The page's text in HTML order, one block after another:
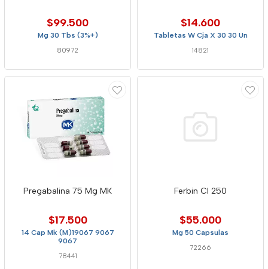
$99.500
Mg 30 Tbs (3%+)
80972
$14.600
Tabletas W Cja X 30 30 Un
14821
Pregabalina 75 Mg MK
$17.500
14 Cap Mk (M)19067 9067
9067
78441
Ferbin Cl 250
$55.000
Mg 50 Capsulas
72266